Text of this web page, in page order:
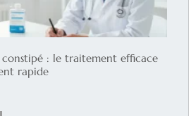
constipé : le traitement efficace
rapide